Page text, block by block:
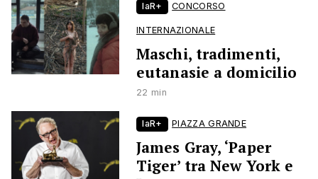
laR+ CONCORSO
INTERNAZIONALE
Maschi, tradimenti,
eutanasie a domicilio
22 min
laR+ PIAZZA GRANDE
James Gray, ‘Paper
Tiger’ tra New York e